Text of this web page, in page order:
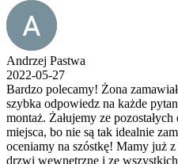
Andrzej Pastwa
2022-05-27
Bardzo polecamy! Żona
szybka odpowiedz na każde
montaż. Żałujemy ze
miejsca, bo nie są tak idealnie
oceniamy na szóstkę! Mamy już
drzwi wewnętrzne i ze wszystkich